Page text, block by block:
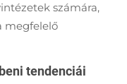
számára,
megfelelő
tendenciái